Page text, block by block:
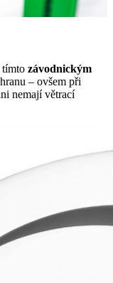
tímto závodnickým
– ovšem při
nemají větrací